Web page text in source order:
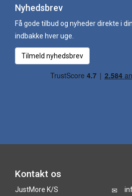
Nyhedsbrev
Få gode tilbud og nyheder direkte i din
indbakke hver uge.
Tilmeld nyhedsbrev
Kontakt os
JustMore K/S